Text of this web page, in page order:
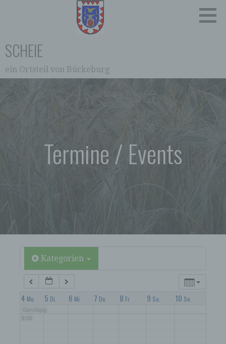
SCHEIE
ein Ortsteil von Bückeburg
Termine / Events
Kategorien
4 Mo. 5 Di. 6 Mi. 7 Do. 8 Fr. 9 Sa. 10 So.
Ganztägig
6:00
8:00